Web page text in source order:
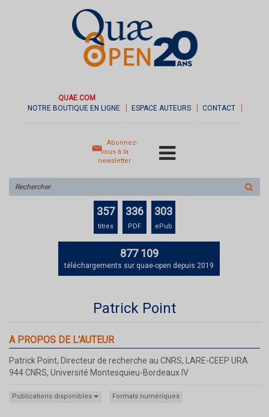
QUAE.COM
NOTRE BOUTIQUE EN LIGNE
ESPACE AUTEURS CONTACT
Abonnez-
vous à la
newsletter
sur
le
357
titres
336
PDF
303
ePub
877 109
téléchargements sur quae-open depuis 2019
Patrick Point
A PROPOS DE L'AUTEUR
Patrick Point, Directeur de recherche au CNRS, LARE-CEEP URA
944 CNRS, Université Montesquieu-Bordeaux IV
Publications disponibles Formats numériques